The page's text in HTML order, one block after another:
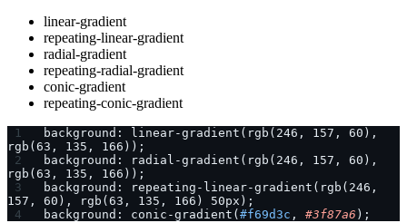
linear-gradient
repeating-linear-gradient
radial-gradient
repeating-radial-gradient
conic-gradient
repeating-conic-gradient
background: linear-gradient(rgb(246, 157, 60),
rgb(63, 135, 166));
background: radial-gradient(rgb(246, 157, 60),
rgb(63, 135, 166));
background: repeating-linear-gradient(rgb(246,
157, 60), rgb(63, 135, 166) 50px);
background: conic-gradient( #f69d3c , #3f87a6 );